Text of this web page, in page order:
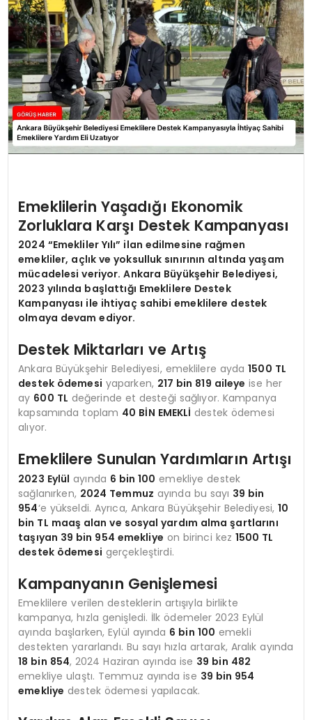
Emeklilerin Yaşadığı Ekonomik
Zorluklara Karşı Destek Kampanyası
2024 “Emekliler Yılı” ilan edilmesine rağmen
emekliler, açlık ve yoksulluk sınırının altında yaşam
mücadelesi veriyor. Ankara Büyükşehir Belediyesi,
2023 yılında başlattığı Emeklilere Destek
Kampanyası ile ihtiyaç sahibi emeklilere destek
olmaya devam ediyor.
Destek Miktarları ve Artış
Ankara Büyükşehir Belediyesi, emeklilere ayda1500 TL
destek ödemesi yaparken, 217 bin 819 aileye ise her
ay 600 TL değerinde et desteği sağlıyor. Kampanya
kapsamında toplam 40 BİN EMEKLİ destek ödemesi
alıyor.
Emeklilere Sunulan Yardımların Artışı
2023 Eylül ayında 6 bin 100 emekliye destek
sağlanırken, 2024 Temmuz ayında bu sayı 39 bin
954‘e yükseldi. Ayrıca, Ankara Büyükşehir Belediyesi, 10
bin TL maaş alan ve sosyal yardım alma şartlarını
taşıyan 39 bin 954 emekliye on birinci kez 1500 TL
destek ödemesi gerçekleştirdi.
Kampanyanın Genişlemesi
Emeklilere verilen desteklerin artışıyla birlikte
kampanya, hızla genişledi. İlk ödemeler 2023 Eylül
ayında başlarken, Eylül ayında 6 bin 100 emekli
destekten yararlandı. Bu sayı hızla artarak, Aralık ayında
18 bin 854, 2024 Haziran ayında ise 39 bin 482
emekliye ulaştı. Temmuz ayında ise 39 bin 954
emekliye destek ödemesi yapılacak.